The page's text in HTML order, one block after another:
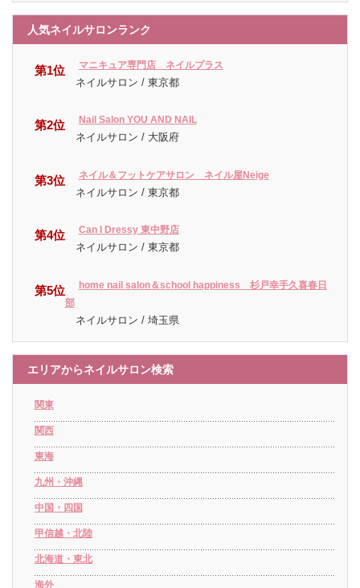
人気ネイルサロンランク
第1位 マニキュア専門店 ネイルプラス
ネイルサロン / 東京都
第2位 Nail Salon YOU AND NAIL
ネイルサロン / 大阪府
第3位 ネイル＆フットケアサロン ネイル屋Neige
ネイルサロン / 東京都
第4位 Can I Dressy 東中野店
ネイルサロン / 東京都
第5位
home nail salon＆school happiness 杉戸幸手久喜春日
部
ネイルサロン / 埼玉県
エリアからネイルサロン検索
関東
関西
東海
九州・沖縄
中国・四国
甲信越・北陸
北海道・東北
海外